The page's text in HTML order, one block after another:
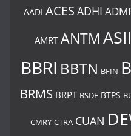
AADI ACES ADHI
AMRT ANTMASII
BBRI BBTN BFIN
BRMS BRPT BSDE BTPS
CMRY CTRA CUAN